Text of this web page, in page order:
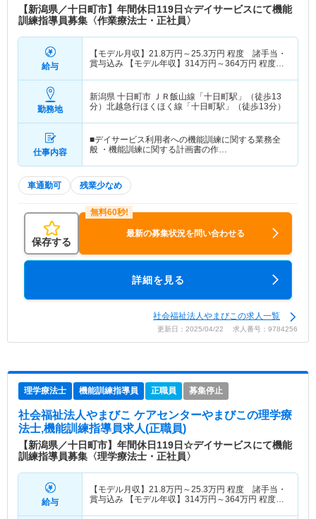
【新潟県／十日町市】年間休日119日☆デイサービスにて機能
訓練指導員募集〈作業療法士・正社員〉
給与
【モデル月収】 21.8万円～25.3万円 程度 諸手当・
賞与込み 【モデル年収】 314万円～364万円 程度
勤務地
新潟県 十日町市 ＪＲ飯山線「十日町駅」（徒歩13
分）北越急行ほくほく線「十日町駅」（徒歩13分）
仕事内容
■デイサービス利用者への機能訓練に関する業務全
般 ・機能訓練に関する計画書の作…
車通勤可 残業少なめ
保存する
最新の募集状況を問い合わせる
詳細を見る
社会福祉法人やまびこの求人一覧
更新日：2025/04/22 求人番号：9784256
理学療法士 機能訓練指導員 正職員 募集停止
社会福祉法人やまびこ ケアセンターやまびこの理学療
法士,機能訓練指導員求人(正職員)
【新潟県／十日町市】年間休日119日☆デイサービスにて機能
訓練指導員募集〈理学療法士・正社員〉
給与
【モデル月収】 21.8万円～25.3万円 程度 諸手当・
賞与込み 【モデル年収】 314万円～364万円 程度